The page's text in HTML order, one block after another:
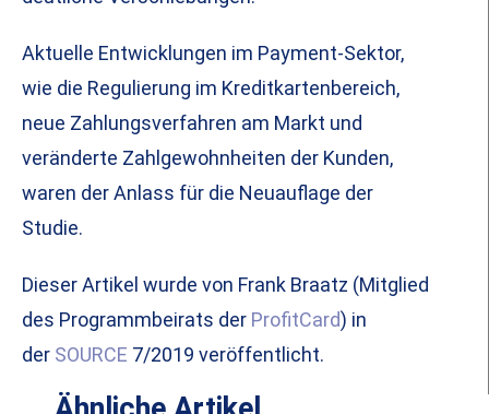
Aktuelle Entwicklungen im Payment-Sektor,
wie die Regulierung im Kreditkartenbereich,
neue Zahlungsverfahren am Markt und
veränderte Zahlgewohnheiten der Kunden,
waren der Anlass für die Neuauflage der
Studie.
Dieser Artikel wurde von Frank Braatz (Mitglied
des Programmbeirats der ProfitCard) in
der SOURCE 7/2019 veröffentlicht.